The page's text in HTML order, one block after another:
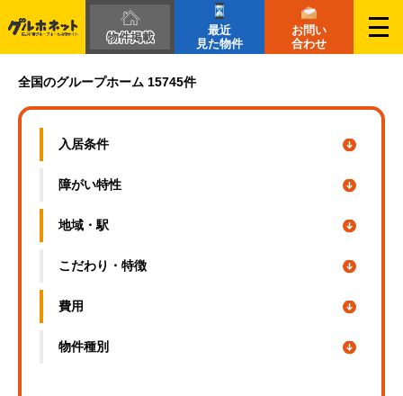
物件掲載
最近
見た物件
お問い
合わせ
愛媛県の障がい者グループホーム一覧｜グルホネット
全国のグループホーム 15745件
入居条件
障がい特性
地域・駅
こだわり・ 特徴
費用
物件種別